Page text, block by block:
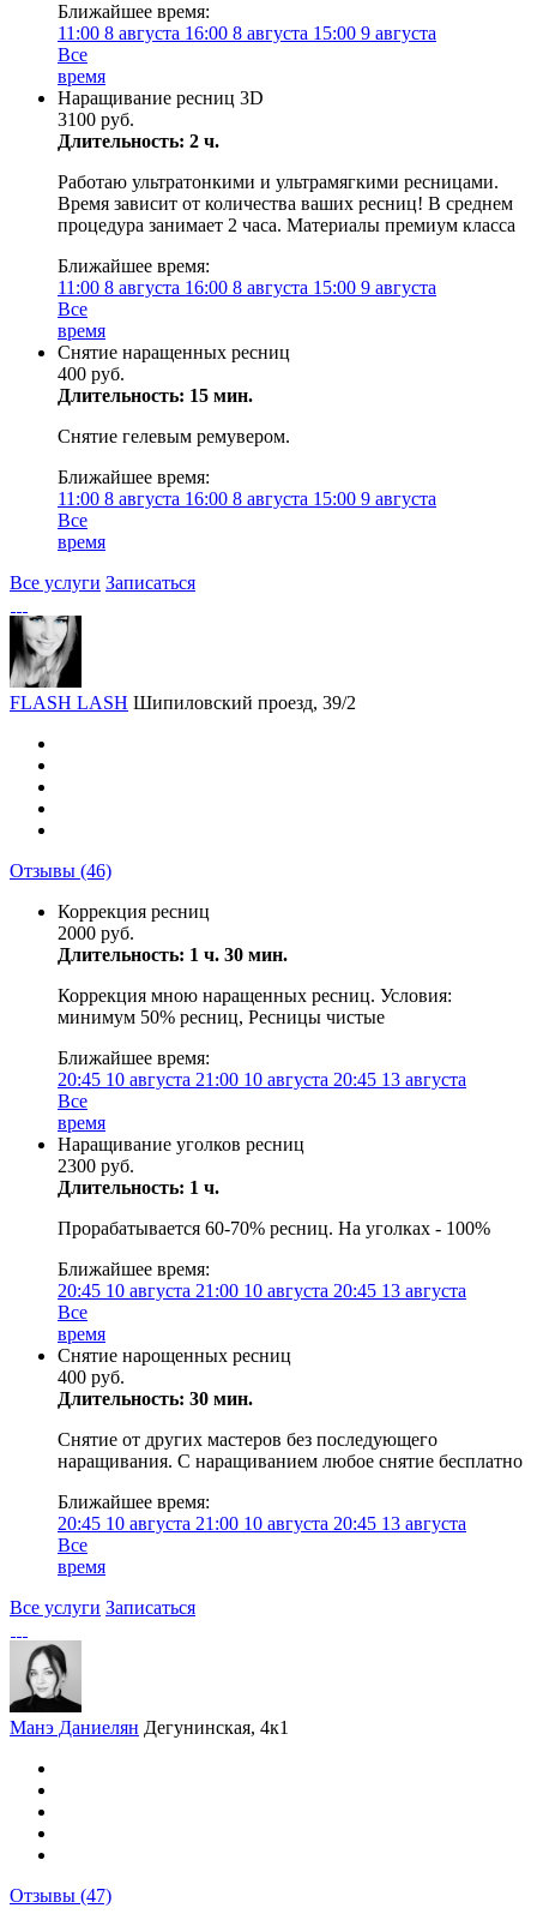
Ближайшее время:
11:00 8 августа 16:00 8 августа 15:00 9 августа
Все
время
Наращивание ресниц 3D
3100 руб.
Длительность: 2 ч.
Работаю ультратонкими и ультрамягкими ресницами.
Время зависит от количества ваших ресниц! В среднем
процедура занимает 2 часа. Материалы премиум класса
Ближайшее время:
11:00 8 августа 16:00 8 августа 15:00 9 августа
Все
время
Снятие наращенных ресниц
400 руб.
Длительность: 15 мин.
Снятие гелевым ремувером.
Ближайшее время:
11:00 8 августа 16:00 8 августа 15:00 9 августа
Все
время
Все услуги Записаться
FLASH LASH Шипиловский проезд, 39/2
Отзывы (46)
Коррекция ресниц
2000 руб.
Длительность: 1 ч. 30 мин.
Коррекция мною наращенных ресниц. Условия:
минимум 50% ресниц, Ресницы чистые
Ближайшее время:
20:45 10 августа 21:00 10 августа 20:45 13 августа
Все
время
Наращивание уголков ресниц
2300 руб.
Длительность: 1 ч.
Прорабатывается 60-70% ресниц. На уголках - 100%
Ближайшее время:
20:45 10 августа 21:00 10 августа 20:45 13 августа
Все
время
Снятие нарощенных ресниц
400 руб.
Длительность: 30 мин.
Снятие от других мастеров без последующего
наращивания. С наращиванием любое снятие бесплатно
Ближайшее время:
20:45 10 августа 21:00 10 августа 20:45 13 августа
Все
время
Все услуги Записаться
Манэ Даниелян Дегунинская, 4к1
Отзывы (47)